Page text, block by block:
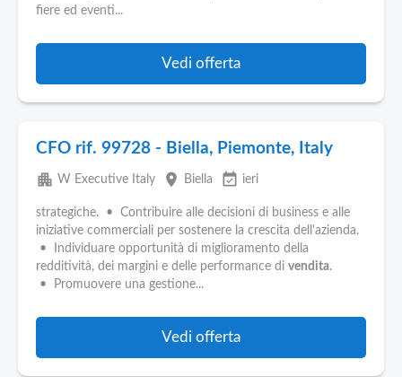
fiere ed eventi...
Vedi offerta
CFO rif. 99728 - Biella, Piemonte, Italy
apartment W Executive Italy place Biella event_available ieri
strategiche. • Contribuire alle decisioni di business e alle
iniziative commerciali per sostenere la crescita dell'azienda.
• Individuare opportunità di miglioramento della
redditività, dei margini e delle performance di vendita.
• Promuovere una gestione...
Vedi offerta